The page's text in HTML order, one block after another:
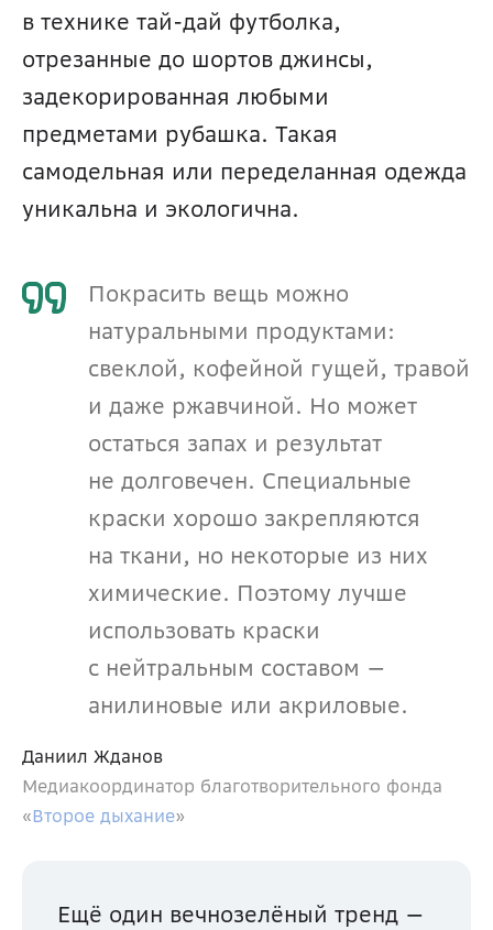
в технике тай-дай футболка,
отрезанные до шортов джинсы,
задекорированная любыми
предметами рубашка. Такая
самодельная или переделанная одежда
уникальна и экологична.
Покрасить вещь можно
натуральными продуктами:
свеклой, кофейной гущей, травой
и даже ржавчиной. Но может
остаться запах и результат
не долговечен. Специальные
краски хорошо закрепляются
на ткани, но некоторые из них
химические. Поэтому лучше
использовать краски
с нейтральным составом —
анилиновые или акриловые.
Даниил Жданов
Медиакоординатор благотворительного фонда
«Второе дыхание»
Ещё один вечнозелёный тренд —